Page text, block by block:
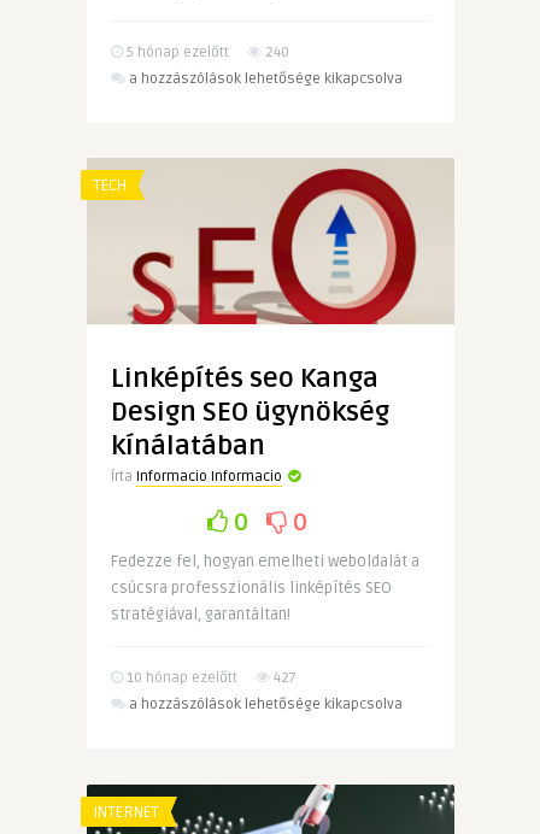
5 hónap ezelőtt
240
Miért
jól
társasjátékban?
bejegyzéshez
a hozzászólások lehetősége kikapcsolva
TECH
Linképítés seo Kanga
Design SEO ügynökség
kínálatában
Írta Informacio Informacio
0 0
Fedezze fel, hogyan emelheti weboldalát a
csúcsra professzionális linképítés SEO
stratégiával, garantáltan!
10 hónap ezelőtt
427
Linképítés
Design
SEO
a hozzászólások lehetősége kikapcsolva
INTERNET